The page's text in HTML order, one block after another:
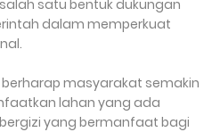
satu bentuk dukungan
dalam memperkuat
berharap masyarakat semakin
lahan yang ada
yang bermanfaat bagi